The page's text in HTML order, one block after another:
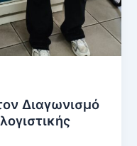
Διαγωνισμό